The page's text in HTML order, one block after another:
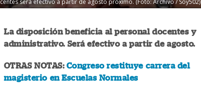
será efectivo a partir de agosto próximo. (Foto: Archivo / Soy502)
La disposición beneficia al personal docentes y
administrativo. Será efectivo a partir de agosto.
OTRAS NOTAS: Congreso restituye carrera del
magisterio en Escuelas Normales